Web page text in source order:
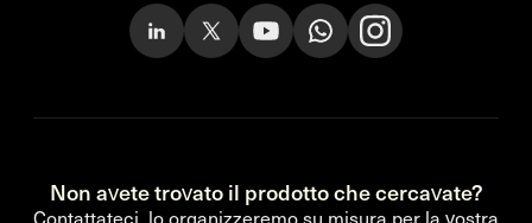
Non avete trovato il prodotto che cercavate?
Contattateci, lo organizzeremo su misura per la vostra